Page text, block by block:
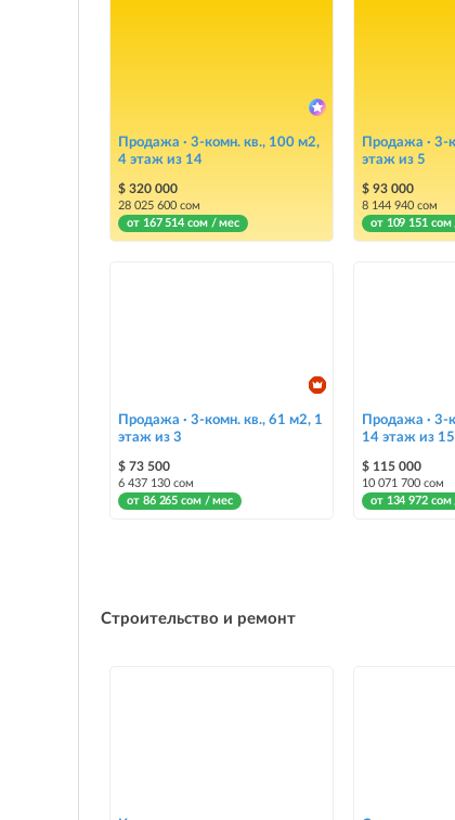
Продажа · 3-комн. кв., 100 м2,
4 этаж из 14
$ 320 000
28 025 600 сом
от 167 514 сом / мес
Продажа · 3-
этаж из 5
$ 93 000
8 144 940 сом
от 109 151
Продажа · 3-комн. кв., 61 м2, 1
этаж из 3
$ 73 500
6 437 130 сом
от 86 265 сом / мес
Продажа · 3-
14 этаж из 15
$ 115 000
10 071 700 сом
от 134 972
Строительство и ремонт